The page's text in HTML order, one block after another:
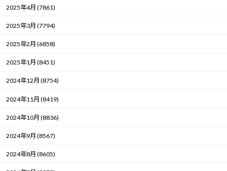
2025年4月 (7861)
2025年3月 (7794)
2025年2月 (6858)
2025年1月 (8451)
2024年12月 (8754)
2024年11月 (8419)
2024年10月 (8836)
2024年9月 (8567)
2024年8月 (8605)